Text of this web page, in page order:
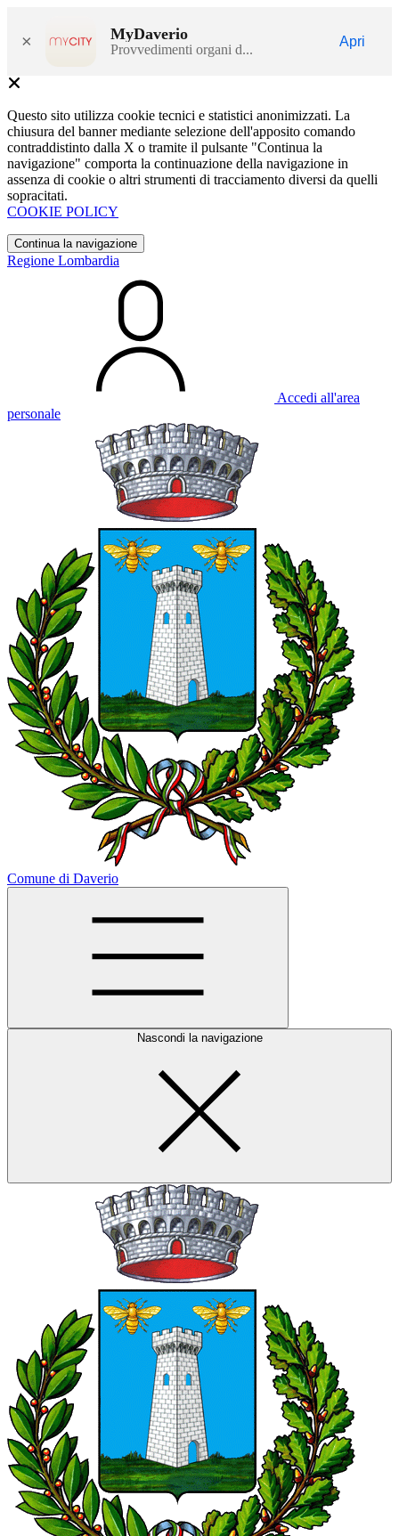
× MyDaverio
Provvedimenti organi d...
Apri
Questo sito utilizza cookie tecnici e statistici anonimizzati. La
chiusura del banner mediante selezione dell'apposito comando
contraddistinto dalla X o tramite il pulsante "Continua la
navigazione" comporta la continuazione della navigazione in
assenza di cookie o altri strumenti di tracciamento diversi da quelli
sopracitati.
COOKIE POLICY
Continua la navigazione
Regione Lombardia
Accedi all'area
personale
Comune di Daverio
Nascondi la navigazione